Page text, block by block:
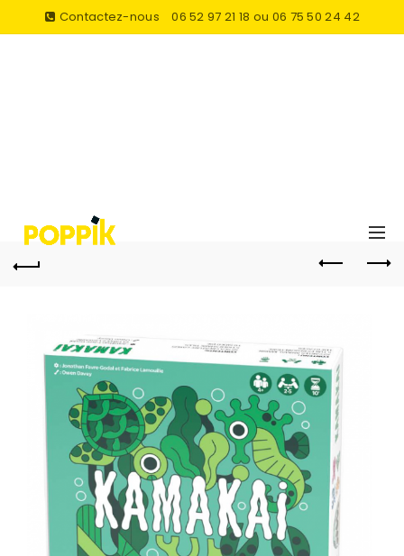
Contactez-nous 06 52 97 21 18 ou 06 75 50 24 42